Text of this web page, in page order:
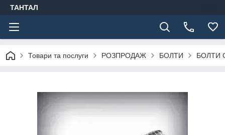
ТАНТАЛ
Товари та послуги РОЗПРОДАЖ БОЛТИ БОЛТИ